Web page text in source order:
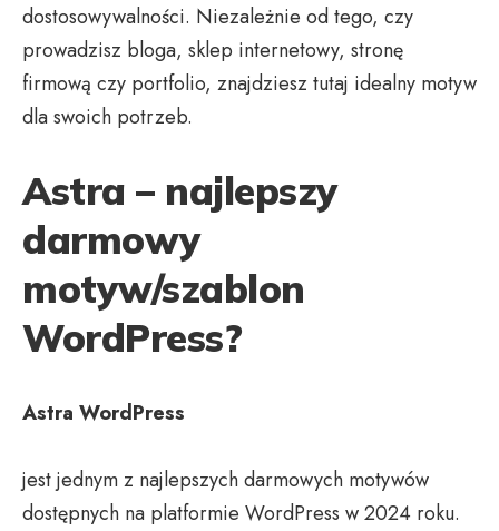
dostosowywalności. Niezależnie od tego, czy
prowadzisz bloga, sklep internetowy, stronę
firmową czy portfolio, znajdziesz tutaj idealny motyw
dla swoich potrzeb.
Astra – najlepszy
darmowy
motyw/szablon
WordPress?
Astra WordPress
jest jednym z najlepszych darmowych motywów
dostępnych na platformie WordPress w 2024 roku.